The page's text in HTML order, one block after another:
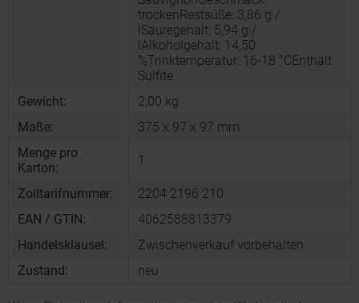
trockenRestsüße: 3,86 g /
lSäuregehalt: 5,94 g /
lAlkoholgehalt: 14,50
%Trinktemperatur: 16-18 °CEnthält
Sulfite
Gewicht:
2,00 kg
Maße:
375 x 97 x 97 mm
Menge pro
Karton:
1
Zolltarifnummer:
2204 2196 210
EAN / GTIN:
4062588813379
Handelsklausel:
Zwischenverkauf vorbehalten
Zustand:
neu